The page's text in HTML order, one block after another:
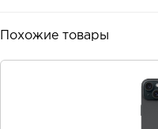
Похожие товары